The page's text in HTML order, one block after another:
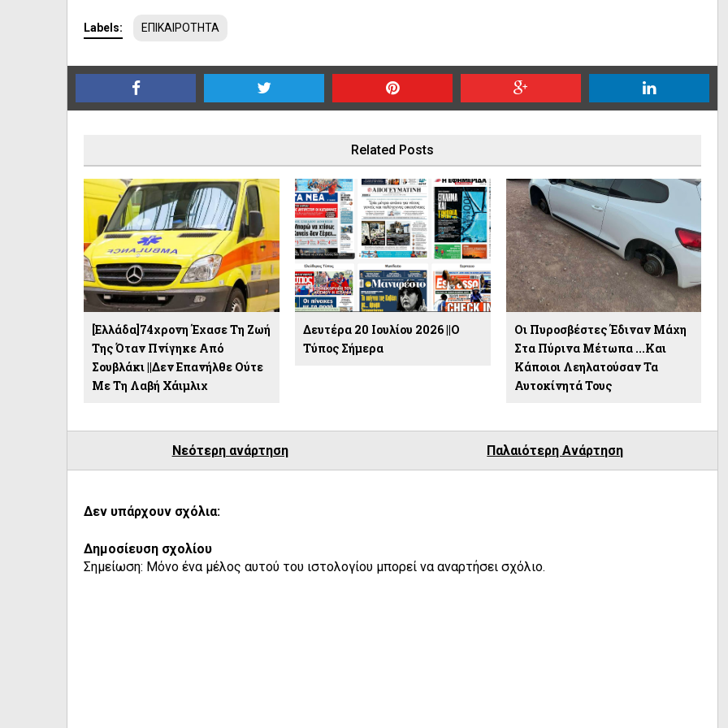
Labels: ΕΠΙΚΑΙΡΟΤΗΤΑ
Related Posts
[Ελλάδα]74χρονη Έχασε Τη Ζωή
Της Όταν Πνίγηκε Από
Σουβλάκι ||Δεν Επανήλθε Ούτε
Με Τη Λαβή Χάιμλιχ
Δευτέρα 20 Ιουλίου 2026 ||Ο
Τύπος Σήμερα
Οι Πυροσβέστες Έδιναν Μάχη
Στα Πύρινα Μέτωπα ...και
Κάποιοι Λεηλατούσαν Τα
Αυτοκίνητά Τους
Νεότερη ανάρτηση Παλαιότερη Ανάρτηση
Δεν υπάρχουν σχόλια:
Δημοσίευση σχολίου
Σημείωση: Μόνο ένα μέλος αυτού του ιστολογίου μπορεί να αναρτήσει σχόλιο.